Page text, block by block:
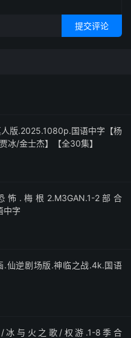
提交评论
人版.2025.1080p.国语中字【杨
冰/金士杰】【全30集】
怖.梅根2.M3GAN.1-2部合
中字
.仙逆剧场版.神临之战.4k.国语
冰与火之歌/权游.1-8季合